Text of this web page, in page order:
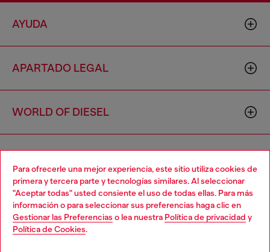
Para ofrecerle una mejor experiencia, este sitio utiliza cookies de
primera y tercera parte y tecnologías similares. Al seleccionar
"Aceptar todas" usted consiente el uso de todas ellas. Para más
información o para seleccionar sus preferencias haga clic en
Gestionar las Preferencias o lea nuestra Política de privacidad y
Política de Cookies.
AYUDA
APARTADO LEGAL
WORLD OF DIESEL
Choose your location
You are currently browsing España website, but it seems you
may be based in United States